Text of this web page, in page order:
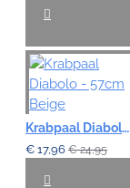
Krabpaal Diabolo - 57cm Beige
€ 17,96 € 24,95